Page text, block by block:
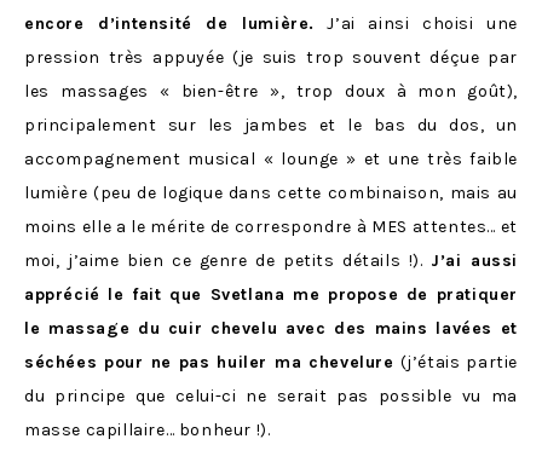
encore d’intensité de lumière.
J’ai ainsi choisi une
pression très appuyée (je suis trop souvent déçue par
les massages « bien-être », trop doux à mon goût),
principalement sur les jambes et le bas du dos, un
accompagnement musical « lounge » et une très faible
lumière (peu de logique dans cette combinaison, mais au
moins elle a le mérite de correspondre à MES attentes… et
moi, j’aime bien ce genre de petits détails !). J’ai aussi
apprécié le fait que Svetlana me propose de pratiquer
le massage du cuir chevelu avec des mains lavées et
séchées pour ne pas huiler ma chevelure (j’étais partie
du principe que celui-ci ne serait pas possible vu ma
masse capillaire… bonheur !).